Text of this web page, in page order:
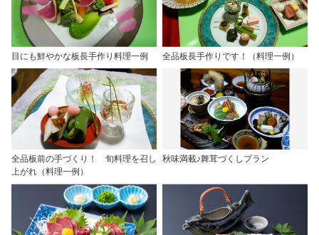
目にも鮮やかな板長手作り料理一例 全品板長手作りです！（料理一例）
全品板前の手づくり！ 旬料理を召し
上がれ（料理一例）
秋味満載♪舞茸づくしプラン